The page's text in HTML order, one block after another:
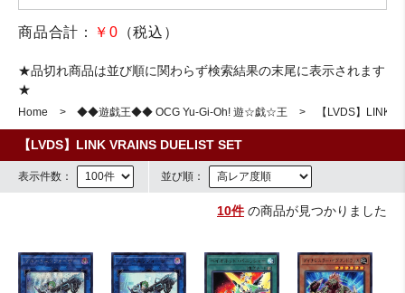
商品合計： ￥0 （税込）
★品切れ商品は並び順に関わらず検索結果の末尾に表示されます
★
Home ◆◆遊戯王◆◆ OCG Yu-Gi-Oh! 遊☆戯☆王 【LVDS】LINK
【LVDS】LINK VRAINS DUELIST SET
表示件数： 並び順：
10件の商品が見つかりました